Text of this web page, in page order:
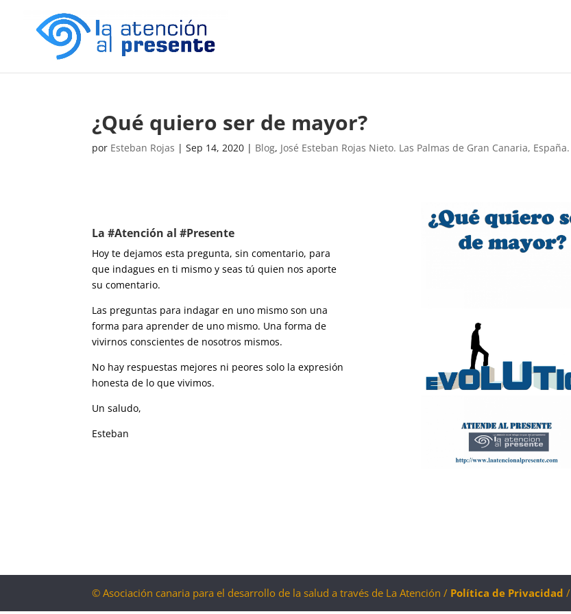
¿Qué quiero ser de mayor?
por Esteban Rojas |Sep 14, 2020 | Blog, José Esteban Rojas Nieto. Las Palmas de Gran Canaria, España.
La #Atención al #Presente
Hoy te dejamos esta pregunta, sin comentario, para
que indagues en ti mismo y seas tú quien nos aporte
su comentario.
Las preguntas para indagar en uno mismo son una
forma para aprender de uno mismo. Una forma de
vivirnos conscientes de nosotros mismos.
No hay respuestas mejores ni peores solo la expresión
honesta de lo que vivimos.
Un saludo,
Esteban
© Asociación canaria para el desarrollo de la salud a través de La Atención / Política de Privacidad /